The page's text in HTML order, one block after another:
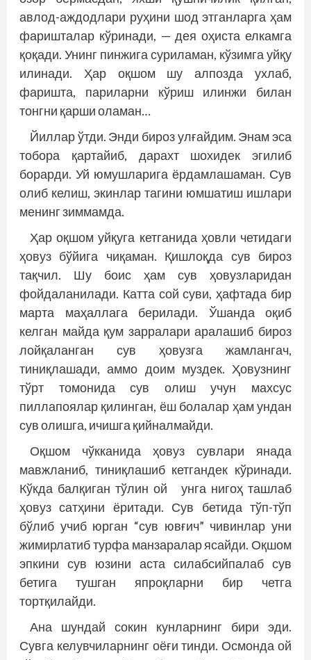
авлод-аждодлари руҳини шод этганларга ҳам
фаришталар кўринади, — дея оҳиста елкамга
қоқади. Унинг пинжига суриламан, кўзимга уйқу
илинади. Ҳар оқшом шу алпозда ухлаб,
фаришта, париларни кўриш илинжи билан
тонгни қарши оламан…
Йиллар ўтди. Энди бироз улғайдим. Энам эса
тобора қартайиб, дарахт шохидек эгилиб
борарди. Уй юмушларига ёрдамлашаман. Сув
олиб келиш, экинлар тагини юмшатиш ишлари
менинг зиммамда.
Ҳар оқшом уйқуга кетганида ҳовли четидаги
ҳовуз бўйига чиқаман. Қишлоқда сув бироз
тақчил. Шу боис ҳам сув ҳовузларидан
фойдаланилади. Катта сой суви, ҳафтада бир
марта маҳаллага берилади. Ўшанда оқиб
келган майда қум зарралари аралашиб бироз
лойқаланган сув ҳовузга жамлангач,
тиниқлашади, аммо доим муздек. Ҳовузнинг
тўрт томонида сув олиш учун махсус
пиллапоялар қилинган, ёш болалар ҳам ундан
сув олишга, ичишга қийналмайди.
Оқшом чўкканида ҳовуз сувлари янада
мавжланиб, тиниқлашиб кетгандек кўринади.
Кўкда балқиган тўлин ой унга нигоҳ ташлаб
ҳовуз сатҳини ёритади. Сув бетида тўп-тўп
бўлиб учиб юрган “сув ювғич” чивинлар уни
жимирлатиб турфа манзаралар ясайди. Оқшом
эпкини сув юзини аста силабсийпалаб сув
бетига тушган япроқларни бир четга
тортқилайди.
Ана шундай сокин кунларнинг бири эди.
Сувга келувчиларнинг оёғи тинди. Осмонда ой